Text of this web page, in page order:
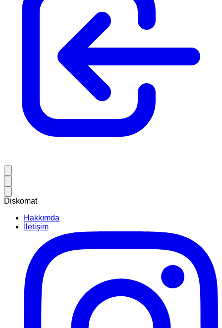
Diskomat
Hakkımda
İletişim